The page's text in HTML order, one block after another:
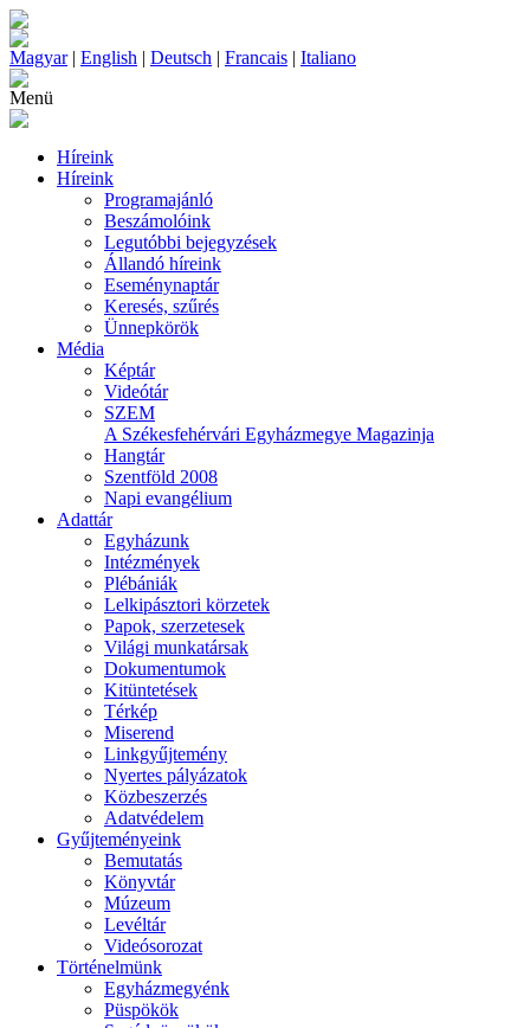
Magyar| English | Deutsch | Francais | Italiano
Menü
Híreink
Híreink
Programajánló
Beszámolóink
Legutóbbi bejegyzések
Állandó híreink
Eseménynaptár
Keresés, szűrés
Ünnepkörök
Média
Képtár
Videótár
SZEM
A Székesfehérvári Egyházmegye Magazinja
Hangtár
Szentföld 2008
Napi evangélium
Adattár
Egyházunk
Intézmények
Plébániák
Lelkipásztori körzetek
Papok, szerzetesek
Világi munkatársak
Dokumentumok
Kitüntetések
Térkép
Miserend
Linkgyűjtemény
Nyertes pályázatok
Közbeszerzés
Adatvédelem
Gyűjteményeink
Bemutatás
Könyvtár
Múzeum
Levéltár
Videósorozat
Történelmünk
Egyházmegyénk
Püspökök